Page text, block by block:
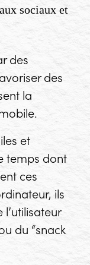
sociaux et
des
des
la
et
temps dont
ces
ils
du “snack